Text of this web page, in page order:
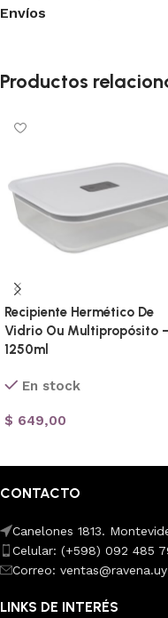
Envíos
Productos
Recipiente Hermético De
Vidrio Ou Multipropósito
1250ml
En stock
$ 649,00
CONTACTO
Canelones 1813.
Celular: (+598) 092 485
Correo: ventas@ravena.uy
LINKS DE INTERÉS